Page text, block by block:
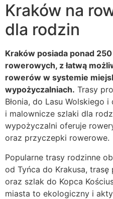
Kraków na
dla rodzin
Kraków posiada ponad
rowerowych, z łatwą
rowerów w systemie
wypożyczalniach. Trasy
Błonia, do Lasu Wolskiego
i malownicze szlaki dla
wypożyczalni oferuje
oraz przyczepki rowerowe.
Popularne trasy rodzinne
od Tyńca do Krakusa,
oraz szlak do Kopca
miasta to ekologiczny i